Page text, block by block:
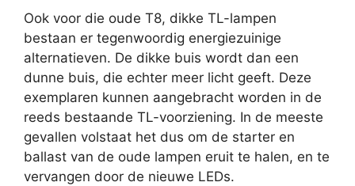
Ook voor die oude T8, dikke TL-lampen
bestaan er tegenwoordig energiezuinige
alternatieven. De dikke buis wordt dan een
dunne buis, die echter meer licht geeft. Deze
exemplaren kunnen aangebracht worden in de
reeds bestaande TL-voorziening. In de meeste
gevallen volstaat het dus om de starter en
ballast van de oude lampen eruit te halen, en te
vervangen door de nieuwe LEDs.